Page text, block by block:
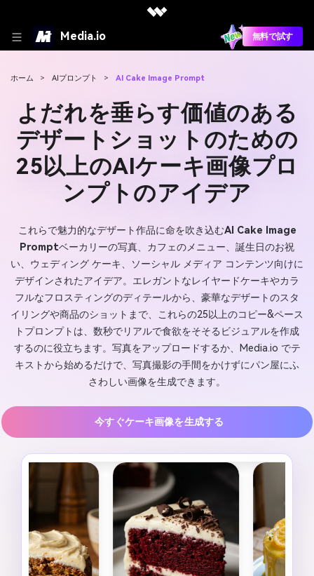
Media.io 無料で試す
ホーム > AIプロンプト > AI Cake Image Prompt
よだれを垂らす価値のある
デザートショットのための
25以上のAIケーキ画像プロ
ンプトのアイデア
これらで魅力的なデザート作品に命を吹き込むAI Cake Image
Promptベーカリーの写真、カフェのメニュー、誕生日のお祝
い、ウェディング ケーキ、ソーシャル メディア コンテンツ向けに
デザインされたアイデア。エレガントなレイヤードケーキやカラ
フルなフロスティングのディテールから、豪華なデザートのスタ
イリングや商品のショットまで、これらの25以上のコピー&ペース
トプロンプトは、数秒でリアルで食欲をそそるビジュアルを作成
するのに役立ちます。写真をアップロードするか、Media.io でテ
キストから始めるだけで、写真撮影の手間をかけずにパン屋にふ
さわしい画像を生成できます。
今すぐケーキ画像を生成する